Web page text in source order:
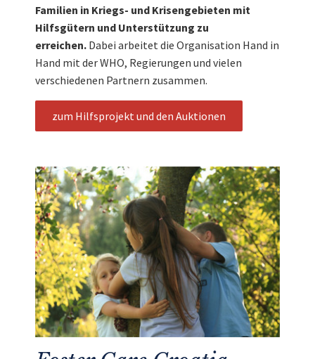
Familien in Kriegs- und Krisengebieten mit
Hilfsgütern und Unterstützung zu
erreichen. Dabei arbeitet die Organisation Hand in
Hand mit der WHO, Regierungen und vielen
verschiedenen Partnern zusammen.
zum Hilfsprojekt und den Auktionen